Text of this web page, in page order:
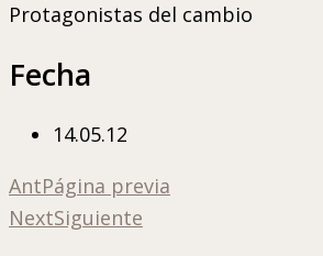
Protagonistas del cambio
Fecha
14.05.12
AntPágina previa
NextSiguiente